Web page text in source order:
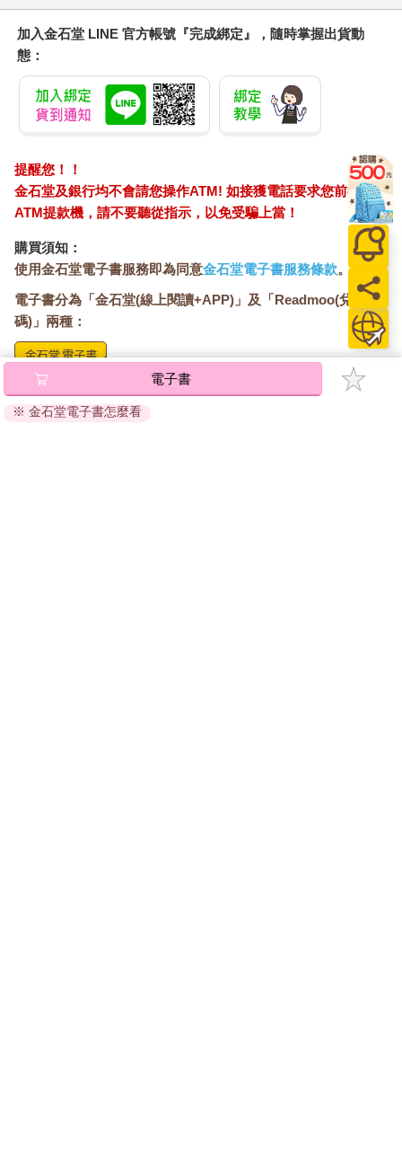
對於上述情況，商人可能這樣想：不管是A的錯還是C的錯，B都
死了；不管讓誰承擔責任，B都無法起死回生——從個體利益最大
化的角度看，B只能怪自己。
也許B在生命的最後一刻，會想：「這是我的錯，我不該蠢到被A
誘騙至此。」
再看一個例子。一個人走在人行橫道上時，一輛卡車衝他疾馳而
來，所有人都大聲呼喊，叫他讓開，他卻淡定地說：「他不能撞
我。他撞我是違反交通法規的，他要負全責。我就不讓。」最
後，這個行人被卡車撞死了。
這是誰的錯，卡車司機的錯？當然。但是，這樣的判斷無法救回
行人的命。
行人那時應該這樣想：不讓，就是我錯，因為不讓開我就會死。
對於第一個例子，法學家認為A錯，經濟學家認為C錯，商人認為
B錯，這就是三種「對錯觀」。
如果你是評論家，可以選擇法學家的立場；如果你是政策制定
者，可以選擇經濟學家的立場；如果將要失足摔死的就是你自
己，我建議你選擇商人的立場——「我的錯，都是我的錯」，因
為「我的損失最大」。
加入金石堂 LINE 官方帳號『完成綁定』，隨時掌握出貨動
態：
提醒您！！
金石堂及銀行均不會請您操作ATM! 如接獲電話要求您前往
ATM提款機，請不要聽從指示，以免受騙上當！
購買須知：
使用金石堂電子書服務即為同意金石堂電子書服務條款。
電子書分為「金石堂(線上閱讀+APP)」及「Readmoo(兌換
碼)」兩種：
將儲存於會員中心→電子書服務「我的e書櫃」，點選線上
閱讀直接開啟閱讀。
電子書
※ 金石堂電子書怎麼看